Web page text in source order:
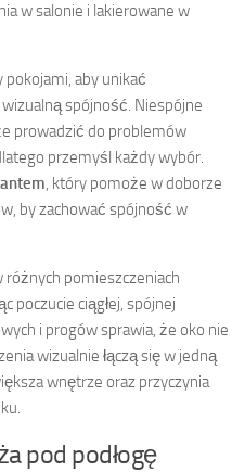
w salonie i lakierowane w
aby unikać
spójność. Niespójne
prowadzić do problemów
przemyśl każdy wybór.
, który pomoże w doborze
by zachować spójność w
różnych pomieszczeniach
poczucie ciągłej, spójnej
i progów sprawia, że oko nie
wizualnie łączą się w jedną
wnętrze oraz przyczynia
pod podłogę